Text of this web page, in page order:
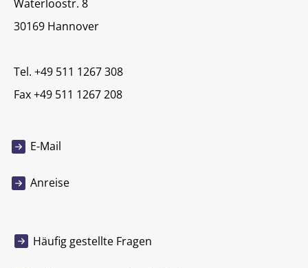
Waterloostr. 8
30169 Hannover
Tel. +49 511 1267 308
Fax +49 511 1267 208
E-Mail
Anreise
Häufig gestellte Fragen